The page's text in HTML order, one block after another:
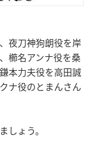
夜刀神狗朗役を岸
櫛名アンナ役を桑
本力夫役を高田誠
ナ役のとまんさん
しょう。